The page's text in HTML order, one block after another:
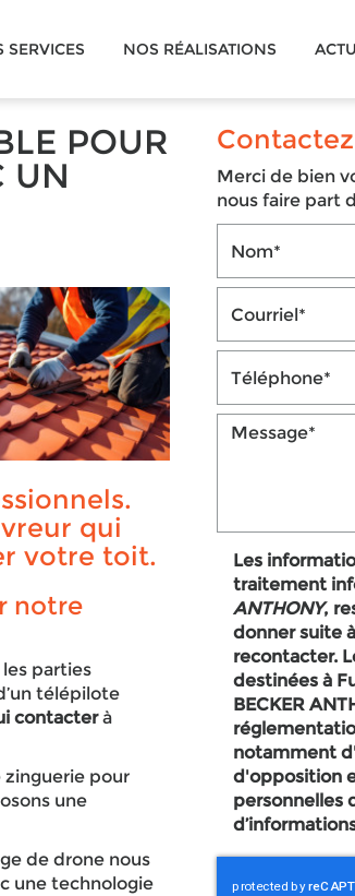
SERVICES NOS RÉALISATIONS
POUR
UN
qui
votre toit.
notre
parties
télépilote
contacterà
pour
une
de drone nous
une technologie
Merci de bien
nous faire part
Les
traitement
ANTHONY,
donner suite
recontacter.
destinées à
BECKER ANTHONY. Conformément à la
notamment
d'opposition
personnelles